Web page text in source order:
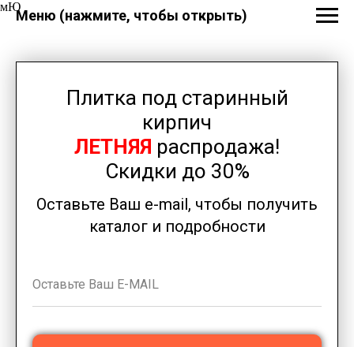
мЮ
Меню (нажмите, чтобы открыть)
Плитка под старинный
кирпич
ЛЕТНЯЯ распродажа!
Скидки до 30%
Оставьте Ваш e-mail, чтобы получить
каталог и подробности